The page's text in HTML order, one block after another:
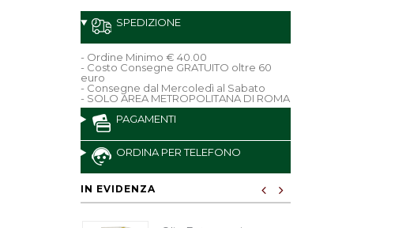
SPEDIZIONE
- Ordine Minimo € 40.00
- Costo Consegne GRATUITO oltre 60
euro
- Consegne dal Mercoledì al Sabato
- SOLO AREA METROPOLITANA DI ROMA
PAGAMENTI
ORDINA PER TELEFONO
IN EVIDENZA